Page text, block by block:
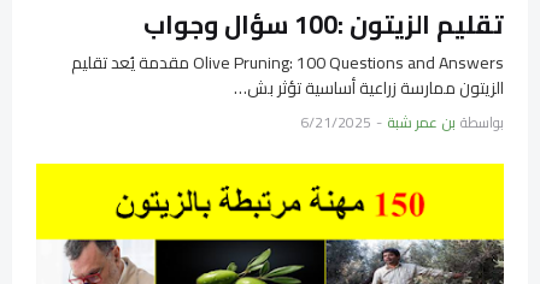
تقليم الزيتون :100 سؤال وجواب
Olive Pruning: 100 Questions and Answers مقدمة يُعد تقليم
الزيتون ممارسة زراعية أساسية تؤثر بش…
بواسطة بن عمر شبة -
6/21/2025